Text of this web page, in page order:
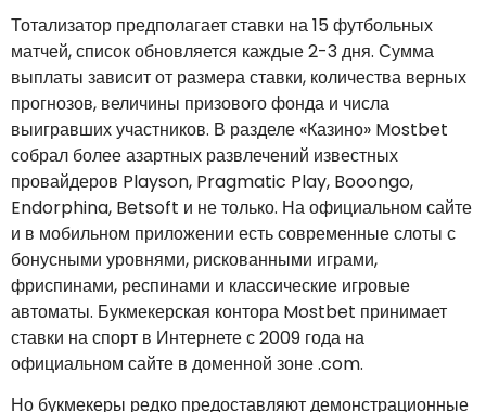
Тотализатор предполагает ставки на 15 футбольных
матчей, список обновляется каждые 2-3 дня. Сумма
выплаты зависит от размера ставки, количества верных
прогнозов, величины призового фонда и числа
выигравших участников. В разделе «Казино» Mostbet
собрал более азартных развлечений известных
провайдеров Playson, Pragmatic Play, Booongo,
Endorphina, Betsoft и не только. На официальном сайте
и в мобильном приложении есть современные слоты с
бонусными уровнями, рискованными играми,
фриспинами, респинами и классические игровые
автоматы. Букмекерская контора Mostbet принимает
ставки на спорт в Интернете с 2009 года на
официальном сайте в доменной зоне .com.
Но букмекеры редко предоставляют демонстрационные